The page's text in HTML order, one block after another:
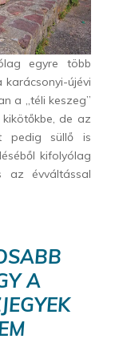
egyre több
karácsonyi-újévi
a „téli keszeg”
de az
pedig süllő is
kifolyólag
az évváltással
A